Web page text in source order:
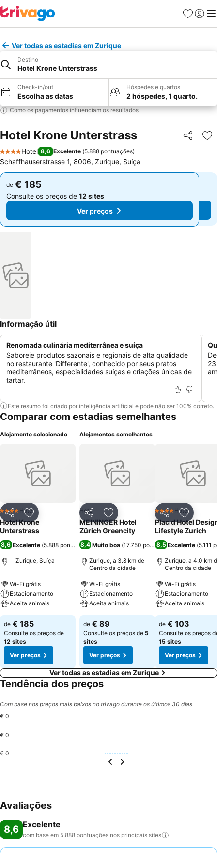
Favoritos
Iniciar
Ver todas as estadias em Zurique
Destino
Hotel Krone Unterstrass
Check-in/out
Escolha as datas
Hóspedes e quartos
2 hóspedes, 1 quarto.
Como os pagamentos influenciam os resultados
Hotel Krone Unterstrass Partilhar
4 Estrelas
Hotel 8,6 Excelente (5.888 pontuações)
Schaffhauserstrasse 1, 8006, Zurique, Suíça
de € 185
Consulte os preços de 12 sites
Ver preços
de € 185
Consulte os preços de 12 sites
Ver preços
Informação útil
Renomada culinária mediterrânea e suíça
Saboreie produtos sazonais e regionais de alta qualidade
no restaurante 'Differente', conhecido por seus pratos
mediterrâneos, especialidades suíças e criações únicas de
tartar.
Este resumo foi criado por inteligência artificial e pode não ser 100% correto.
Comparar com estadias semelhantes
Alojamento selecionado
PartilharAdicionar aos favoritos
4 EstrelasHotel
Hotel Krone
Unterstrass
8,6 Excelente (5.888 pontuações)
Zurique, Suíça
Wi-Fi grátis
Estacionamento
Aceita animais
de € 185
Consulte os preços de
12 sites
Ver preços
Alojamentos semelhantes
PartilharAdicionar aos favoritos
Hotel
MEININGER Hotel
Zürich Greencity
8,4 Muito boa (17.750 pontuações)
Zurique, a 3.8 km de
Centro da cidade
Wi-Fi grátis
Estacionamento
Aceita animais
de € 89
Consulte os preços de 5
sites
Ver preços
Partilhar
4 EstrelasHotel
Placid Hotel
Lifestyle Zurich
8,5 Excelente (5.111
Zurique, a 4.0 km
Centro da cidade
Wi-Fi grátis
Estacionamento
Aceita animais
de € 103
Consulte os preços
15 sites
Ver preços
Ver todas as estadias em Zurique
Tendência dos preços
Com base nos preços mais baixos no trivago durante os últimos 30 dias
€ 0
€ 0
€ 0
Avaliações
8,6 Excelente
com base em 5.888 pontuações nos principais sites